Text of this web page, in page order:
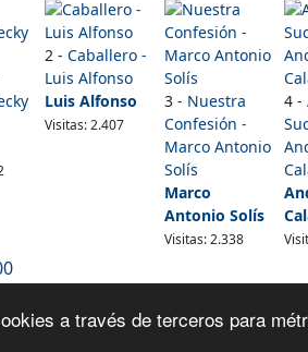
a través de terceros para
2 - Caballero -
Luis Alfonso
Luis Alfonso
Visitas: 2.407
3 - Nuestra
Confesión -
Marco Antonio
Solís
Marco
Antonio Solís
Visitas: 2.338
4 -